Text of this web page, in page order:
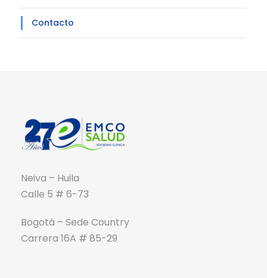
Contacto
Neiva – Huila
Calle 5 # 6-73
Bogotá – Sede Country
Carrera 16A # 85-29